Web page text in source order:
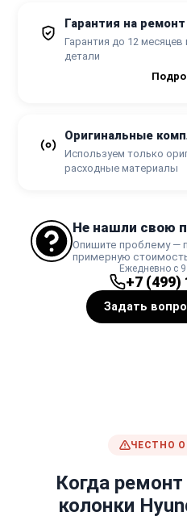
Гарантия на ремонт
Гарантия до 12
детали
Оригинальные
Используем только
расходные материалы
Не нашли свою
Опишите проблему —
примерную
Ежедневно с
+7 (499)
Задать
ЧЕСТНО
Когда
колонки